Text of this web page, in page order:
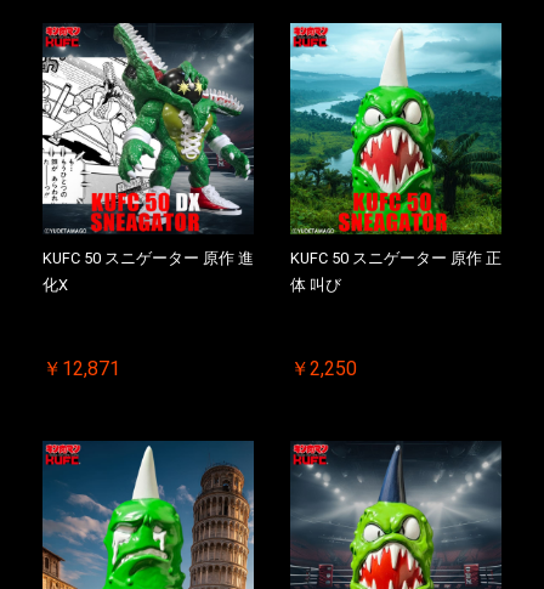
KUFC 50 スニゲーター 原作 進
化X
￥12,871
KUFC 50 スニゲーター 原作 正
体 叫び
￥2,250